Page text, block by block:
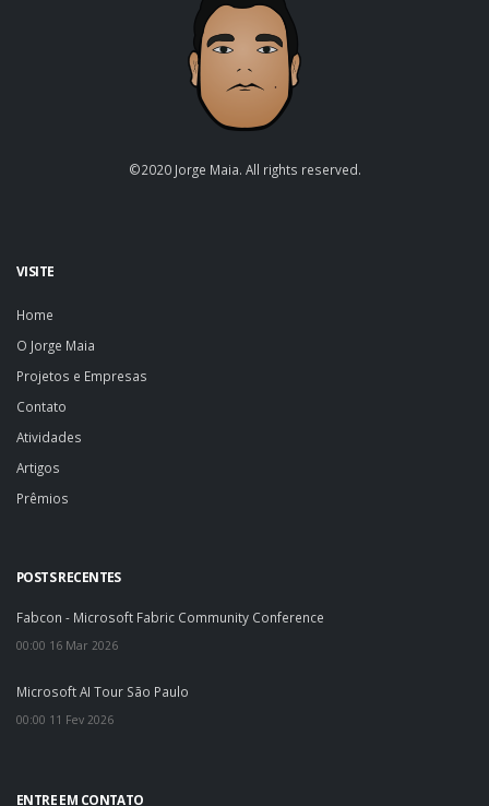
©2020 Jorge Maia. All rights reserved.
VISITE
Home
O Jorge Maia
Projetos e Empresas
Contato
Atividades
Artigos
Prêmios
POSTS RECENTES
Fabcon - Microsoft Fabric Community Conference
00:00 16 Mar 2026
Microsoft AI Tour São Paulo
00:00 11 Fev 2026
ENTRE EM CONTATO